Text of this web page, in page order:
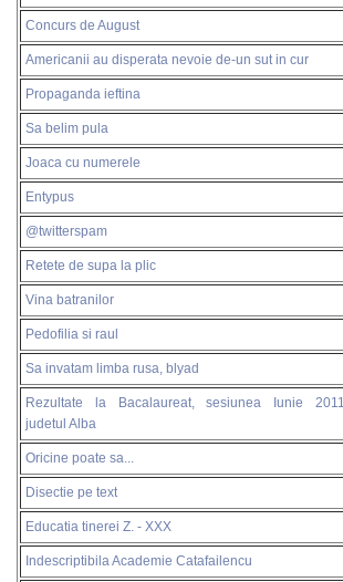
Concurs de August
Americanii au disperata nevoie de-un sut in cur
Propaganda ieftina
Sa belim pula
Joaca cu numerele
Entypus
@twitterspam
Retete de supa la plic
Vina batranilor
Pedofilia si raul
Sa invatam limba rusa, blyad
Rezultate la Bacalaureat, sesiunea Iunie 2011,
judetul Alba
Oricine poate sa...
Disectie pe text
Educatia tinerei Z. - XXX
Indescriptibila Academie Catafailencu